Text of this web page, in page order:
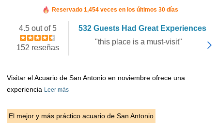
Reservado en las últimas 4 horas
Reservado 1,454 veces en los últimos 30 días
4.5 out of 5
152 reseñas
532 Guests Had Great Experiences
"this place is a must-visit"
Visitar el Acuario de San Antonio en noviembre ofrece una
experiencia Leer más
El mejor y más práctico acuario de San Antonio